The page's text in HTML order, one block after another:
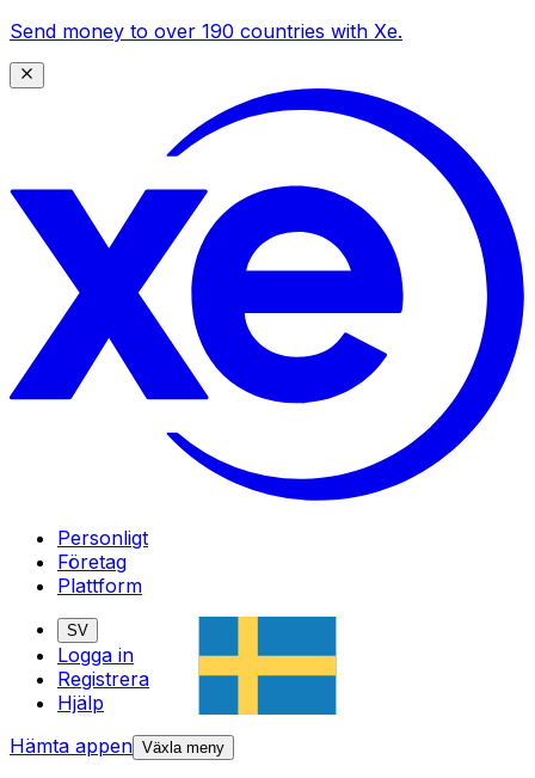
Send money to over 190 countries with Xe.
Personligt
Företag
Plattform
SV
Logga in
Registrera
Hjälp
Hämta appen Växla meny